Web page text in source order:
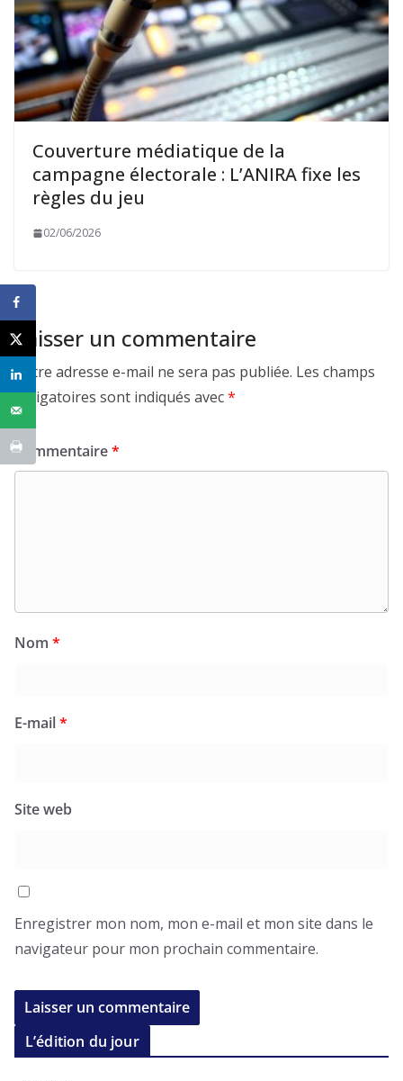
Couverture médiatique de la
campagne électorale : L’ANIRA fixe les
règles du jeu
02/06/2026
Laisser un commentaire
Votre adresse e-mail ne sera pas publiée. Les champs
obligatoires sont indiqués avec*
Commentaire*
Nom *
E-mail*
Site web
Enregistrer mon nom, mon e-mail et mon site dans le
navigateur pour mon prochain commentaire.
L’édition du jour